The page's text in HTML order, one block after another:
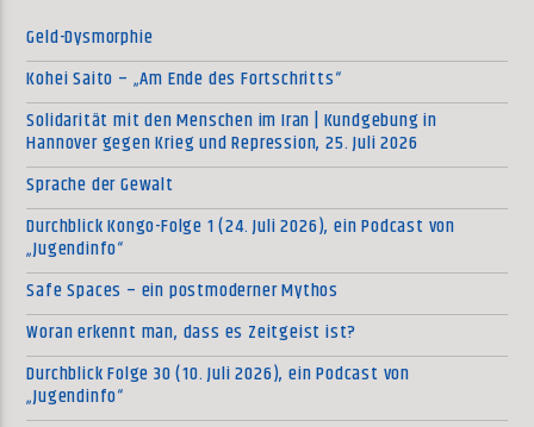
Geld-Dysmorphie
Kohei Saito – „Am Ende des Fortschritts“
Solidarität mit den Menschen im Iran | Kundgebung in
Hannover gegen Krieg und Repression, 25. Juli 2026
Sprache der Gewalt
Durchblick Kongo-Folge 1 (24. Juli 2026), ein Podcast von
„Jugendinfo“
Safe Spaces – ein postmoderner Mythos
Woran erkennt man, dass es Zeitgeist ist?
Durchblick Folge 30 (10. Juli 2026), ein Podcast von
„Jugendinfo“